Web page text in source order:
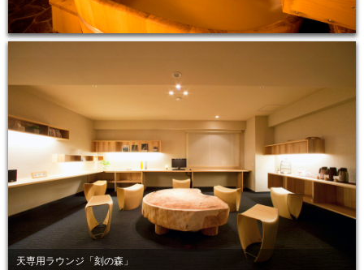
天専用ラウンジ「刻の森」